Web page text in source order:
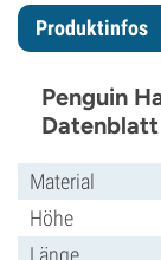
Produktinfos
Penguin
Datenblatt
Material
Höhe
Länge